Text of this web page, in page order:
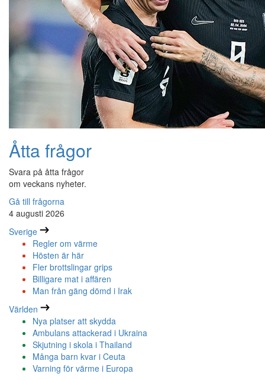
Åtta frågor
Svara på åtta frågor
om veckans nyheter.
Gå till frågorna
4 augusti 2026
Sverige
Regler om värme
Hösten är här
Fler brottslingar grips
Billigare mat i affären
Man från gäng dömd i Irak
Världen
Nya platser att skydda
Ambulans attackerad i Ukraina
Skjutning i skola i Thailand
Många barn kvar i Ceuta
Varning för värme i Europa